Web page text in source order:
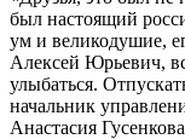
был настоящий
ум и великодушие,
Алексей Юрьевич,
улыбаться.
начальник
Анастасия